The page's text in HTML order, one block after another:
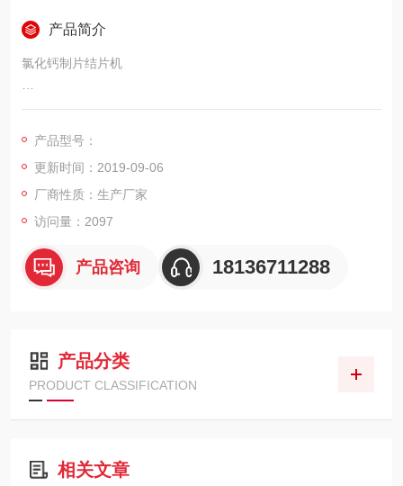
产品简介
氯化钙制片结片机
改进的制片机，尤其是用于氯化钙生产中制片机。包括转鼓和切
布置的切刀托板和切刀；支撑板固定在刀架上，每个切刀固定在
切刀托板上通过一端的铰链和另一端的拉紧弹簧置于支撑板上。
产品型号：
更新时间：2019-09-06
厂商性质：生产厂家
访问量：2097
产品咨询 18136711288
产品分类
PRODUCT CLASSIFICATION
相关文章